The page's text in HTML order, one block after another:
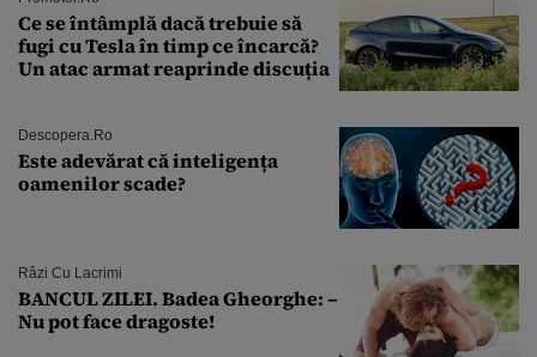
Ce se întâmplă dacă trebuie să
fugi cu Tesla în timp ce încarcă?
Un atac armat reaprinde discuția
Descopera.ro
Este adevărat că inteligența
oamenilor scade?
Râzi Cu Lacrimi
BANCUL ZILEI. Badea Gheorghe: –
Nu pot face dragoste!